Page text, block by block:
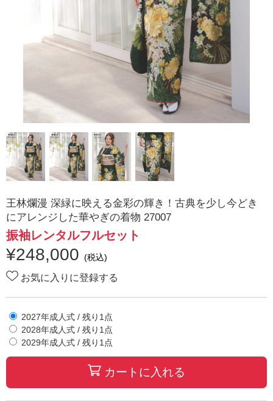
王林爛漫 深緑に映える金彩の輝き！古典を少し今どき
にアレンジした華やぎの着物 27007
振袖レンタルフルセット
¥248,000 (税込)
お気に入りに登録する
2027年成人式 / 残り 1 点
2028年成人式 / 残り 1 点
2029年成人式 / 残り 1 点
カートに入れる